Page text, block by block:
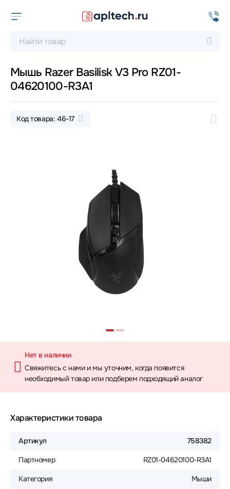
Мышь Razer Basilisk V3 Pro RZ01-
04620100-R3A1
Код товара: 46-17
Нет в наличии
Свяжитесь с нами и мы уточним, когда появится
необходимый товар или подберем подходящий аналог
Характеристики товара
Артикул 758382
Партномер RZ01-04620100-R3A1
Категория Мыши